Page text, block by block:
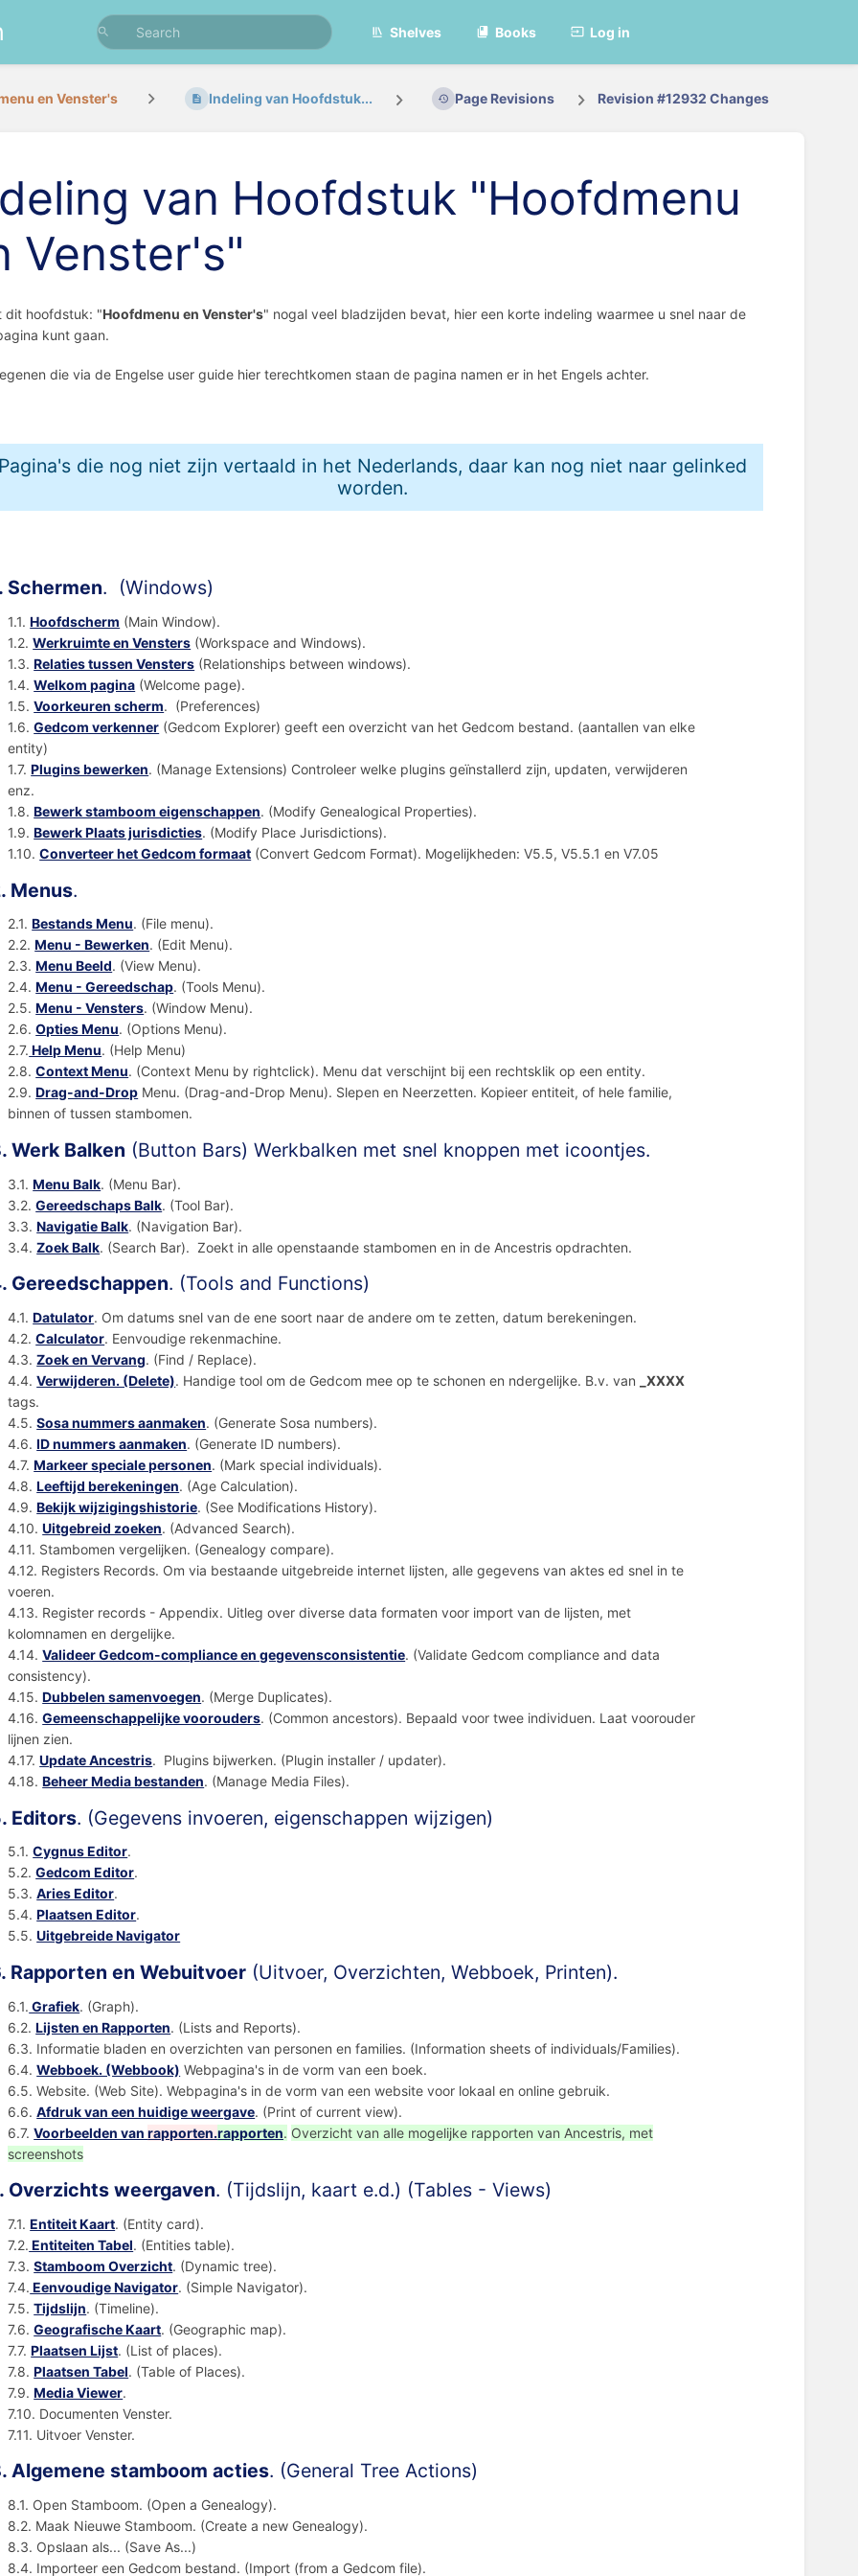
Shelves Books Log in
en Venster's Indeling van Hoofdstuk... Page Revisions Revision #12932 Changes
van Hoofdstuk "Hoofdmenu
Venster's"
dit hoofdstuk: "Hoofdmenu en Venster's" nogal veel bladzijden bevat, hier een korte indeling waarmee u snel naar de
kunt gaan.
die via de Engelse user guide hier terechtkomen staan de pagina namen er in het Engels achter.
die nog niet zijn vertaald in het Nederlands, daar kan nog niet naar gelinked
worden.
Schermen. (Windows)
1.1.Hoofdscherm (Main Window).
1.2.Werkruimte en Vensters (Workspace and Windows).
1.3.Relaties tussen Vensters (Relationships between windows).
1.4.Welkom pagina (Welcome page).
1.5.Voorkeuren scherm. (Preferences)
1.6.Gedcom verkenner (Gedcom Explorer) geeft een overzicht van het Gedcom bestand. (aantallen van elke
entity)
1.7.Plugins bewerken. (Manage Extensions) Controleer welke plugins geïnstallerd zijn, updaten, verwijderen
enz.
1.8.Bewerk stamboom eigenschappen. (Modify Genealogical Properties).
1.9.Bewerk Plaats jurisdicties. (Modify Place Jurisdictions).
1.10.Converteer het Gedcom formaat (Convert Gedcom Format). Mogelijkheden: V5.5, V5.5.1 en V7.05
Menus.
2.1.Bestands Menu. (File menu).
2.2.Menu - Bewerken. (Edit Menu).
2.3.Menu Beeld. (View Menu).
2.4.Menu - Gereedschap. (Tools Menu).
2.5.Menu - Vensters. (Window Menu).
2.6.Opties Menu. (Options Menu).
2.7. Help Menu. (Help Menu)
2.8.Context Menu. (Context Menu by rightclick). Menu dat verschijnt bij een rechtsklik op een entity.
2.9.Drag-and-Drop Menu. (Drag-and-Drop Menu). Slepen en Neerzetten. Kopieer entiteit, of hele familie,
binnen of tussen stambomen.
Werk Balken (Button Bars) Werkbalken met snel knoppen met icoontjes.
3.1.Menu Balk. (Menu Bar).
3.2.Gereedschaps Balk. (Tool Bar).
3.3.Navigatie Balk. (Navigation Bar).
3.4.Zoek Balk. (Search Bar). Zoekt in alle openstaande stambomen en in de Ancestris opdrachten.
Gereedschappen. (Tools and Functions)
4.1.Datulator. Om datums snel van de ene soort naar de andere om te zetten, datum berekeningen.
4.2.Calculator. Eenvoudige rekenmachine.
4.3.Zoek en Vervang. (Find / Replace).
4.4.Verwijderen. (Delete). Handige tool om de Gedcom mee op te schonen en ndergelijke. B.v. van
_XXXX
tags.
4.5.Sosa nummers aanmaken. (Generate Sosa numbers).
4.6.ID nummers aanmaken. (Generate ID numbers).
4.7.Markeer speciale personen. (Mark special individuals).
4.8.Leeftijd berekeningen. (Age Calculation).
4.9.Bekijk wijzigingshistorie. (See Modifications History).
4.10.Uitgebreid zoeken. (Advanced Search).
4.11. Stambomen vergelijken. (Genealogy compare).
4.12. Registers Records. Om via bestaande uitgebreide internet lijsten, alle gegevens van aktes ed snel in te
voeren.
4.13. Register records - Appendix. Uitleg over diverse data formaten voor import van de lijsten, met
kolomnamen en dergelijke.
4.14.Valideer Gedcom-compliance en gegevensconsistentie. (Validate Gedcom compliance and data
consistency).
4.15.Dubbelen samenvoegen. (Merge Duplicates).
4.16.Gemeenschappelijke voorouders. (Common ancestors). Bepaald voor twee individuen. Laat voorouder
lijnen zien.
4.17.Update Ancestris. Plugins bijwerken. (Plugin installer / updater).
4.18.Beheer Media bestanden. (Manage Media Files).
Editors. (Gegevens invoeren, eigenschappen wijzigen)
5.1.Cygnus Editor.
5.2.Gedcom Editor.
5.3.Aries Editor.
5.4.Plaatsen Editor.
5.5.Uitgebreide Navigator
Rapporten en Webuitvoer (Uitvoer, Overzichten, Webboek, Printen).
6.1. Grafiek. (Graph).
6.2.Lijsten en Rapporten. (Lists and Reports).
6.3. Informatie bladen en overzichten van personen en families. (Information sheets of individuals/Families).
6.4.Webboek. (Webbook) Webpagina's in de vorm van een boek.
6.5. Website. (Web Site). Webpagina's in de vorm van een website voor lokaal en online gebruik.
6.6.Afdruk van een huidige weergave. (Print of current view).
6.7.Voorbeelden vanrapporten.rapporten. Overzicht van alle mogelijke rapporten van Ancestris, met
screenshots
Overzichts weergaven. (Tijdslijn, kaart e.d.) (Tables - Views)
7.1.Entiteit Kaart. (Entity card).
7.2. Entiteiten Tabel. (Entities table).
7.3.Stamboom Overzicht. (Dynamic tree).
7.4. Eenvoudige Navigator. (Simple Navigator).
7.5.Tijdslijn. (Timeline).
7.6.Geografische Kaart. (Geographic map).
7.7.Plaatsen Lijst. (List of places).
7.8.Plaatsen Tabel. (Table of Places).
7.9.Media Viewer.
7.10. Documenten Venster.
7.11. Uitvoer Venster.
Algemene stamboom acties. (General Tree Actions)
8.1. Open Stamboom. (Open a Genealogy).
8.2. Maak Nieuwe Stamboom. (Create a new Genealogy).
8.3. Opslaan als... (Save As...)
8.4. Importeer een Gedcom bestand. (Import (from a Gedcom file).